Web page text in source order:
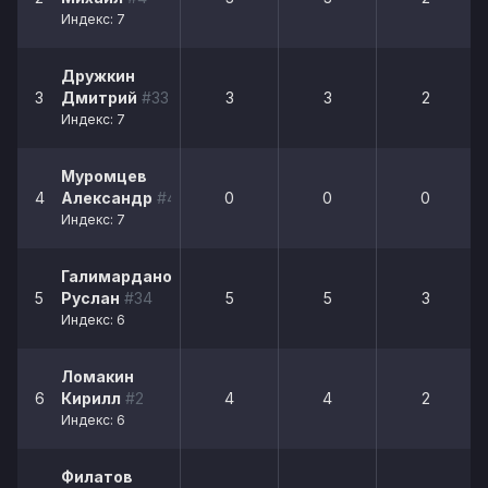
Индекс: 7
3
Дружкин
Дмитрий #33
Индекс: 7
3 3 2
4
Муромцев
Александр #44
Индекс: 7
0 0 0
5
Галимарданов
Руслан #34
Индекс: 6
5 5 3
6
Ломакин
Кирилл #2
Индекс: 6
4 4 2
Филатов